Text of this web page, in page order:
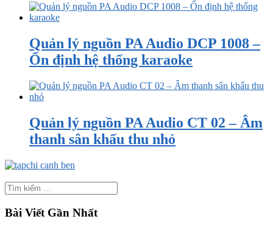
Quản lý nguồn PA Audio DCP 1008 –
Ổn định hệ thống karaoke
Quản lý nguồn PA Audio CT 02 – Âm
thanh sân khấu thu nhỏ
Bài Viết Gần Nhất